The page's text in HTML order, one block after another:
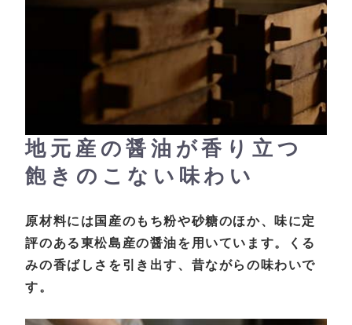
地元産の醤油が香り立つ
飽きのこない味わい
原材料には国産のもち粉や砂糖のほか、味に定
評のある東松島産の醤油を用いています。くる
みの香ばしさを引き出す、昔ながらの味わいで
す。